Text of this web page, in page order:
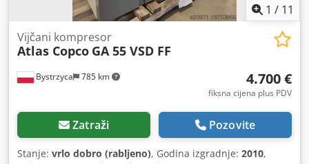
1 / 11
Bystrzyca 785 km
Vijčani kompresor
Atlas Copco GA 55 VSD FF
4.700 €
fiksna cijena plus PDV
Zatraži Pozovite
Stanje: vrlo dobro (rabljeno), Godina izgradnje: 2010,